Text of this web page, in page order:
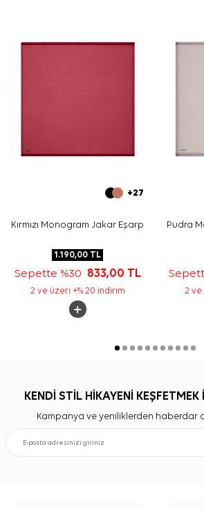
+27
Kırmızı Monogram Jakar Eşarp
1.190,00 TL
Sepette %30 833,00 TL
2 ve üzeri +% 20 indirim
Pudra
2 ve
KENDİ STİL HİKAYENİ KEŞFETMEK
Kampanya ve yeniliklerden haberdar